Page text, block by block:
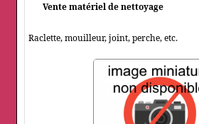
Vente matériel de nettoyage
Raclette, mouilleur, joint, perche, etc.